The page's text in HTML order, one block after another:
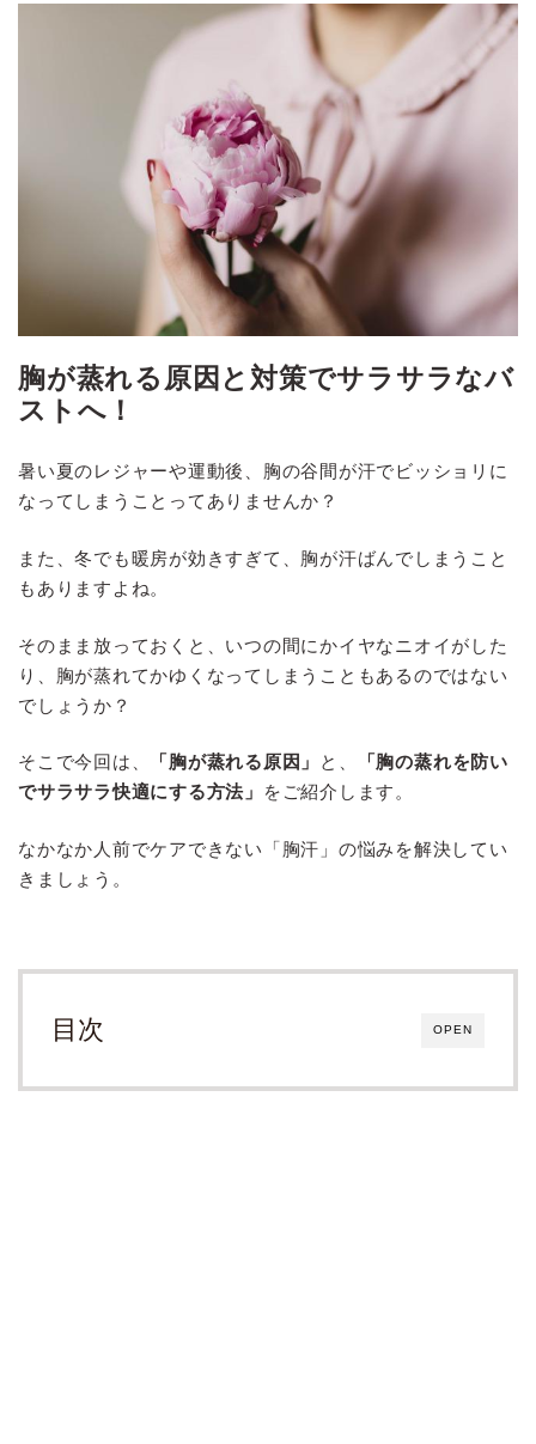
胸が蒸れる原因と対策でサラサラなバ
ストへ！
暑い夏のレジャーや運動後、胸の谷間が汗でビッショリに
なってしまうことってありませんか？
また、冬でも暖房が効きすぎて、胸が汗ばんでしまうこと
もありますよね。
そのまま放っておくと、いつの間にかイヤなニオイがした
り、胸が蒸れてかゆくなってしまうこともあるのではない
でしょうか？
そこで今回は、 「胸が蒸れる原因」 と、
「胸の蒸れを防い
でサラサラ快適にする方法」
をご紹介します。
なかなか人前でケアできない「胸汗」の悩みを解決してい
きましょう。
OPEN
目次